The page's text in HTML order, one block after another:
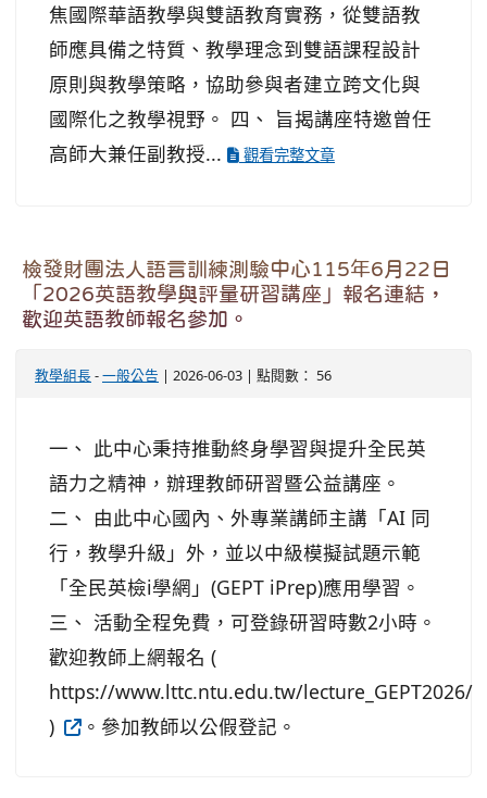
焦國際華語教學與雙語教育實務，從雙語教
師應具備之特質、教學理念到雙語課程設計
原則與教學策略，協助參與者建立跨文化與
國際化之教學視野。 四、 旨揭講座特邀曾任
高師大兼任副教授...
觀看完整文章
檢發財團法人語言訓練測驗中心115年6月22日
「2026英語教學與評量研習講座」報名連結，
歡迎英語教師報名參加。
教學組長-一般公告 | 2026-06-03 | 點閱數： 56
一、 此中心秉持推動終身學習與提升全民英
語力之精神，辦理教師研習暨公益講座。
二、 由此中心國內、外專業講師主講「AI 同
行，教學升級」外，並以中級模擬試題示範
「全民英檢i學網」(GEPT iPrep)應用學習。
三、 活動全程免費，可登錄研習時數2小時。
歡迎教師上網報名 (
https://www.lttc.ntu.edu.tw/lecture_GEPT2026/
)
。參加教師以公假登記。